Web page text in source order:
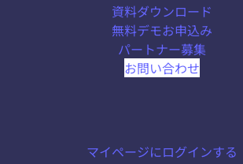
資料ダウンロード
無料デモお申込み
パートナー募集
お問い合わせ
マイページにログインする